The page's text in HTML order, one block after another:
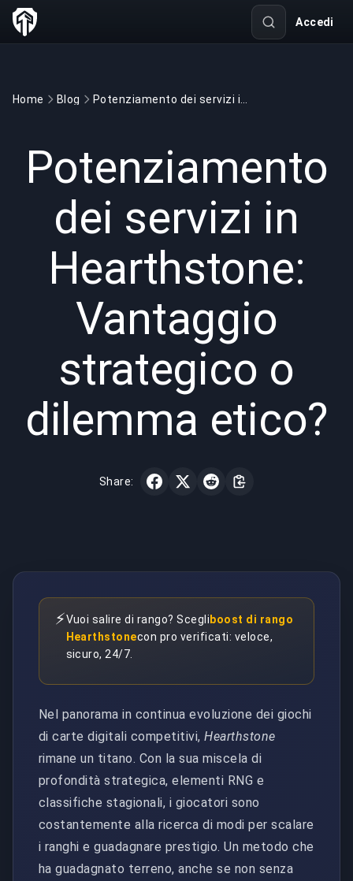
Accedi
Home Blog
Potenziamento
dei servizi in
Hearthstone:
Vantaggio
strategico o
dilemma etico?
Share:
⚡Vuoi salire di rango? Scegliboost di rango
Hearthstonecon pro verificati: veloce,
sicuro, 24/7.
Nel panorama in continua evoluzione dei giochi
di carte digitali competitivi,Hearthstone
rimane un titano. Con la sua miscela di
profondità strategica, elementi RNG e
classifiche stagionali, i giocatori sono
costantemente alla ricerca di modi per scalare
i ranghi e guadagnare prestigio. Un metodo che
ha guadagnato terreno, anche se non senza